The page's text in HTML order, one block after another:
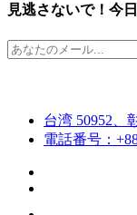
見逃さないで！今
台湾 50952、
電話番号：